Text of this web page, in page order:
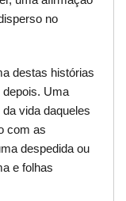
no
destas histórias
Uma
vida daqueles
com as
despedida ou
e folhas